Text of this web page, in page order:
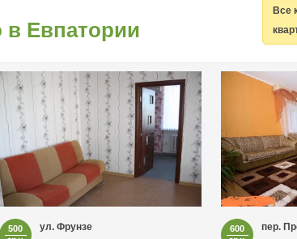
Все
в Евпатории
500
ул. Фрунзе
600
пер.